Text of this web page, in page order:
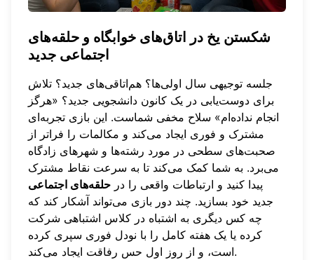
شکستن یخ در اتاق‌های خوابگاه و حلقه‌های
اجتماعی جدید
جلسه توجیهی سال اولی‌ها؟ هم‌اتاقی‌های جدید؟ تلاش
برای دوست‌یابی در یک کانون دانشجویی جدید؟ «هرگز
انجام نداده‌ام» سلاح مخفی شماست. این بازی تجربه‌ای
مشترک و فوری ایجاد می‌کند و مکالمات را فراتر از
صحبت‌های سطحی در مورد رشته‌ها و شهرهای زادگاه
می‌برد. به شما کمک می‌کند تا به سرعت نقاط مشترک
پیدا کنید و ارتباطات واقعی را در حلقه‌های اجتماعی
جدید خود بسازید. چند دور بازی می‌تواند آشکار کند که
چه کس دیگری به اشتباه در کلاس اشتباهی شرکت
کرده یا یک هفته کامل را با نودل فوری سپری کرده
است، و از روز اول حس رفاقت ایجاد می‌کند.